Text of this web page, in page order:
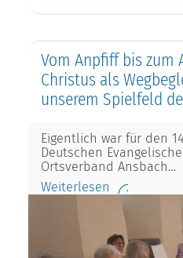
Vom Anpfiff bis zum
Christus als
unserem Spielfeld
Eigentlich war für den
Deutschen
Ortsverband Ansbach…
Weiterlesen